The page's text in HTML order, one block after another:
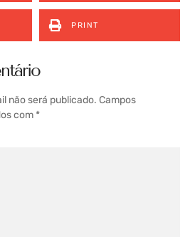
PRINT
não será publicado. Campos
com *